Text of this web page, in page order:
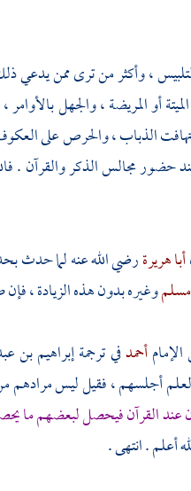
، وأكثر من ترى ممن
أو المريضة ، والجهل
تهافت الذباب ، والحرص على
مجالس الذكر والقرآن . فالله
أبا هريرةرضي الله عنه لما حدث
مسلموغيره بدون هذه الزيادة
أحمدفي ترجمةإبراهيم بن
أجلسهم ، فقيل ليس مرادهم
عند القرآن فيحصل لبعضهم ما
أعلم . انتهى .